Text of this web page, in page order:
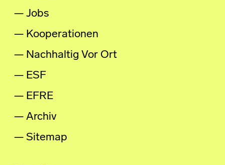
Jobs
Kooperationen
Nachhaltig Vor Ort
ESF
EFRE
Archiv
Sitemap